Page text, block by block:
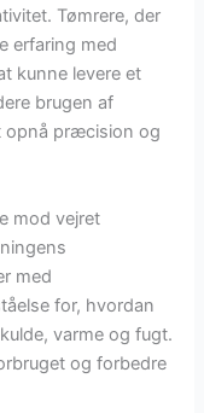
Tømrere, der
erfaring med
kunne levere et
brugen af
opnå præcision og
mod vejret
med
for, hvordan
varme og fugt.
og forbedre